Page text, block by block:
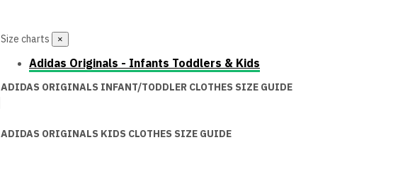
Size charts ×
Adidas Originals - Infants Toddlers & Kids
ADIDAS ORIGINALS INFANT/TODDLER CLOTHES SIZE GUIDE
ADIDAS ORIGINALS KIDS CLOTHES SIZE GUIDE